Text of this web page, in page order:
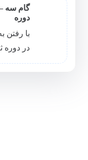
گام سه
دوره
با رفتن
در دوره